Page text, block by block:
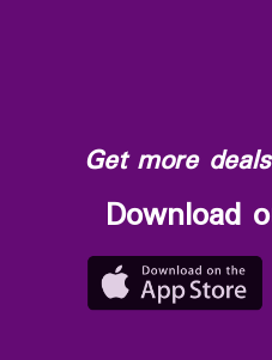
Get more
Download